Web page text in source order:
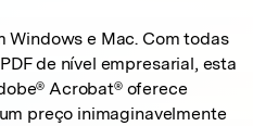
Windows e Mac. Com todas
de nível empresarial, esta
Acrobat® oferece
preço inimaginavelmente